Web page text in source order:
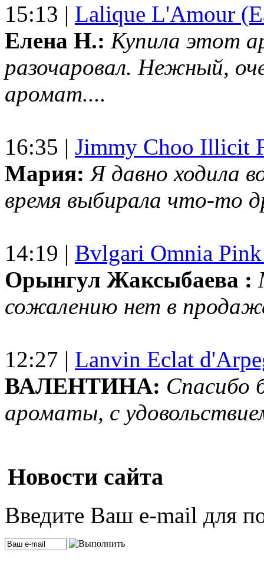
15:13 | Lalique L'Amour
Елена Н.: Купила этот
разочаровал. Нежный,
аромат....
16:35 | Jimmy Choo Illicit
Мария: Я давно ходила
время выбирала что-то
14:19 | Bvlgari Omnia
Орынгул Жаксыбаева :
сожалению нет в
12:27 | Lanvin Eclat
ВАЛЕНТИНА: Спасибо
ароматы, с
Новости сайта
Введите Ваш e-mail для